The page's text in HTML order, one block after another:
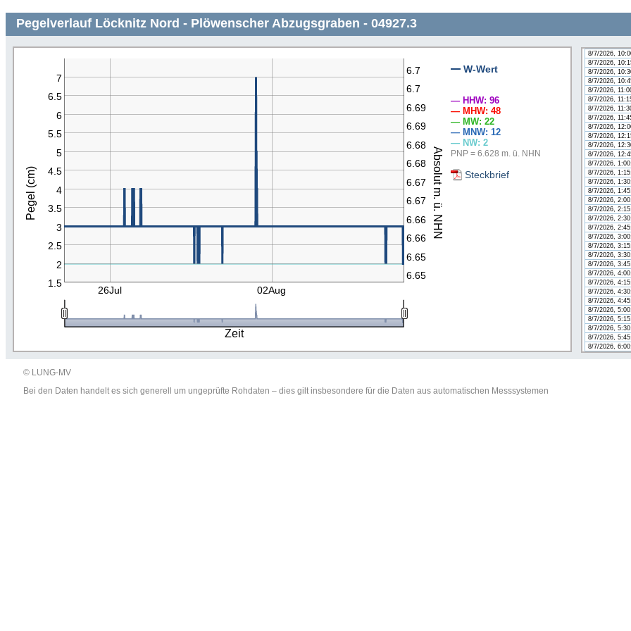
Pegelverlauf Löcknitz Nord - Plöwenscher Abzugsgraben - 04927.3
Zeit
Pegel (cm) Absolut m. ü. NHN
1.5
2
2.5
3
3.5
4
4.5
5
5.5
6
6.5
7
6.65
6.65
6.66
6.66
6.67
6.67
6.68
6.68
6.69
6.69
6.7
6.7
26Jul 02Aug
W-Wert
— HHW: 96
— MHW: 48
— MW: 22
— MNW: 12
— NW: 2
PNP = 6.628 m. ü. NHN
Steckbrief
8/7/2026,
8/7/2026,
8/7/2026,
8/7/2026,
8/7/2026,
8/7/2026,
8/7/2026,
8/7/2026,
8/7/2026,
8/7/2026,
8/7/2026,
8/7/2026,
8/7/2026,
8/7/2026,
8/7/2026,
8/7/2026,
8/7/2026,
8/7/2026,
8/7/2026,
8/7/2026,
8/7/2026,
8/7/2026,
8/7/2026,
8/7/2026,
8/7/2026,
8/7/2026,
8/7/2026,
8/7/2026,
8/7/2026,
8/7/2026,
8/7/2026,
8/7/2026,
8/7/2026,
8/7/2026,
© LUNG-MV
Bei den Daten handelt es sich generell um ungeprüfte Rohdaten – dies gilt insbesondere für die Daten aus automatischen Messsystemen